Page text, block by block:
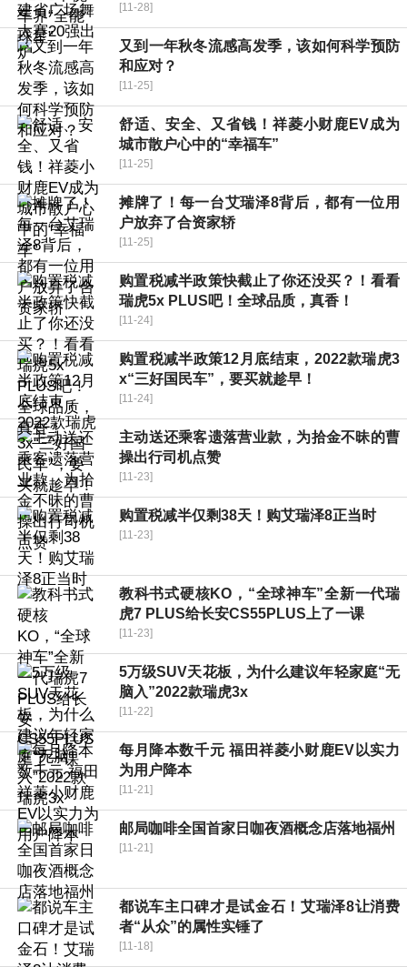
[11-28]
又到一年秋冬流感高发季，该如何科学预防
和应对？
[11-25]
舒适、安全、又省钱！祥菱小财鹿EV成为
城市散户心中的“幸福车”
[11-25]
摊牌了！每一台艾瑞泽8背后，都有一位用
户放弃了合资家轿
[11-25]
购置税减半政策快截止了你还没买？！看看
瑞虎5x PLUS吧！全球品质，真香！
[11-24]
购置税减半政策12月底结束，2022款瑞虎3
x“三好国民车”，要买就趁早！
[11-24]
主动送还乘客遗落营业款，为拾金不昧的曹
操出行司机点赞
[11-23]
购置税减半仅剩38天！购艾瑞泽8正当时
[11-23]
教科书式硬核KO，“全球神车”全新一代瑞
虎7 PLUS给长安CS55PLUS上了一课
[11-23]
5万级SUV天花板，为什么建议年轻家庭“无
脑入”2022款瑞虎3x
[11-22]
每月降本数千元 福田祥菱小财鹿EV以实力
为用户降本
[11-21]
邮局咖啡全国首家日咖夜酒概念店落地福州
[11-21]
都说车主口碑才是试金石！艾瑞泽8让消费
者“从众”的属性实锤了
[11-18]